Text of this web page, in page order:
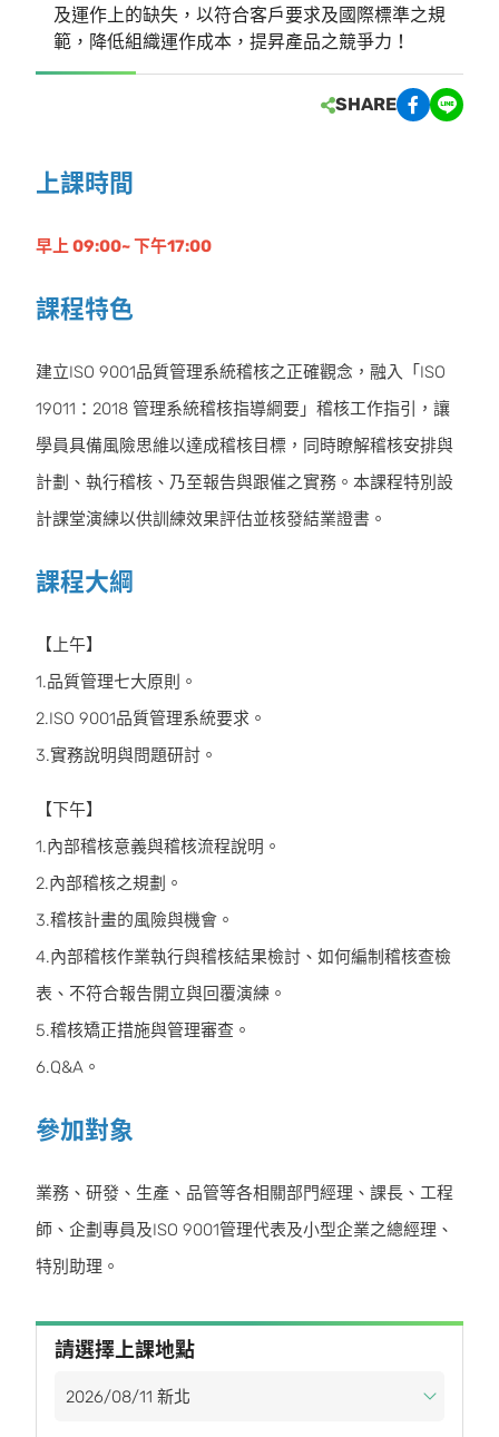
及運作上的缺失，以符合客戶要求及國際標準之規
範，降低組織運作成本，提昇產品之競爭力！
SHARE
上課時間
早上 09:00~ 下午17:00
課程特色
建立ISO 9001品質管理系統稽核之正確觀念，融入「ISO
19011：2018 管理系統稽核指導綱要」稽核工作指引，讓
學員具備風險思維以達成稽核目標，同時瞭解稽核安排與
計劃、執行稽核、乃至報告與跟催之實務。本課程特別設
計課堂演練以供訓練效果評估並核發結業證書。
課程大綱
【上午】
1.品質管理七大原則。
2.ISO 9001品質管理系統要求。
3.實務說明與問題研討。
【下午】
1.內部稽核意義與稽核流程說明。
2.內部稽核之規劃。
3.稽核計畫的風險與機會。
4.內部稽核作業執行與稽核結果檢討、如何編制稽核查檢
表、不符合報告開立與回覆演練。
5.稽核矯正措施與管理審查。
6.Q&A。
參加對象
業務、研發、生產、品管等各相關部門經理、課長、工程
師、企劃專員及ISO 9001管理代表及小型企業之總經理、
特別助理。
請選擇上課地點